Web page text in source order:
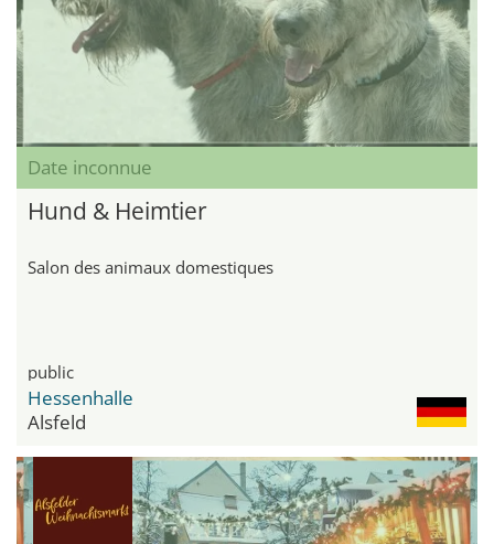
Date inconnue
Hund & Heimtier
Salon des animaux domestiques
public
Hessenhalle
Alsfeld